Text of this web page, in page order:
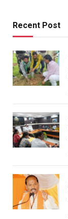
Recent Post